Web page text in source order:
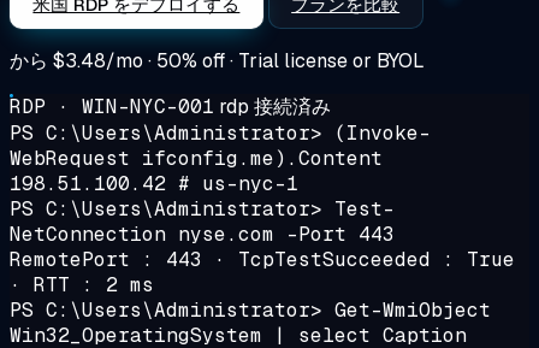
から $3.48/mo · 50% off · Trial license or BYOL
RDP · WIN-NYC-001 rdp 接続済み
PS C:\Users\Administrator>
(Invoke-
WebRequest ifconfig.me).Content
198.51.100.42 # us-nyc-1
PS C:\Users\Administrator> Test-
NetConnection nyse.com -Port 443
RemotePort : 443 · TcpTestSucceeded : True
· RTT : 2 ms
PS C:\Users\Administrator> Get-WmiObject
Win32_OperatingSystem | select Caption